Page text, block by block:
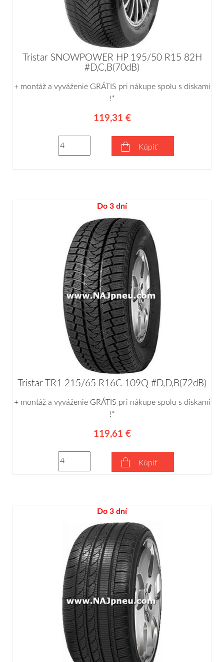
Tristar SNOWPOWER HP 195/50 R15 82H
#D,C,B(70dB)
+ montáž a vyváženie GRÁTIS pri nákupe spolu s diskami
!*
119,31 €
Kúpiť
Do 3 dní
Tristar TR1 215/65 R16C 109Q #D,D,B(72dB)
+ montáž a vyváženie GRÁTIS pri nákupe spolu s diskami
!*
119,61 €
Kúpiť
Do 3 dní